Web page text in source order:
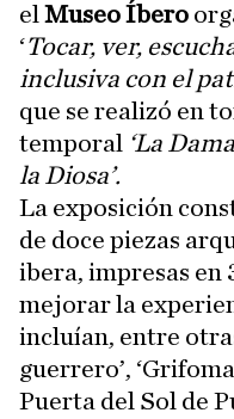
el Museo Íbero
‘Tocar, ver,
inclusiva con el
que se realizó en
temporal ‘La
la Diosa’.
La exposición
de doce piezas
ibera, impresas en
mejorar la
incluían, entre
guerrero’,
Puerta del Sol de